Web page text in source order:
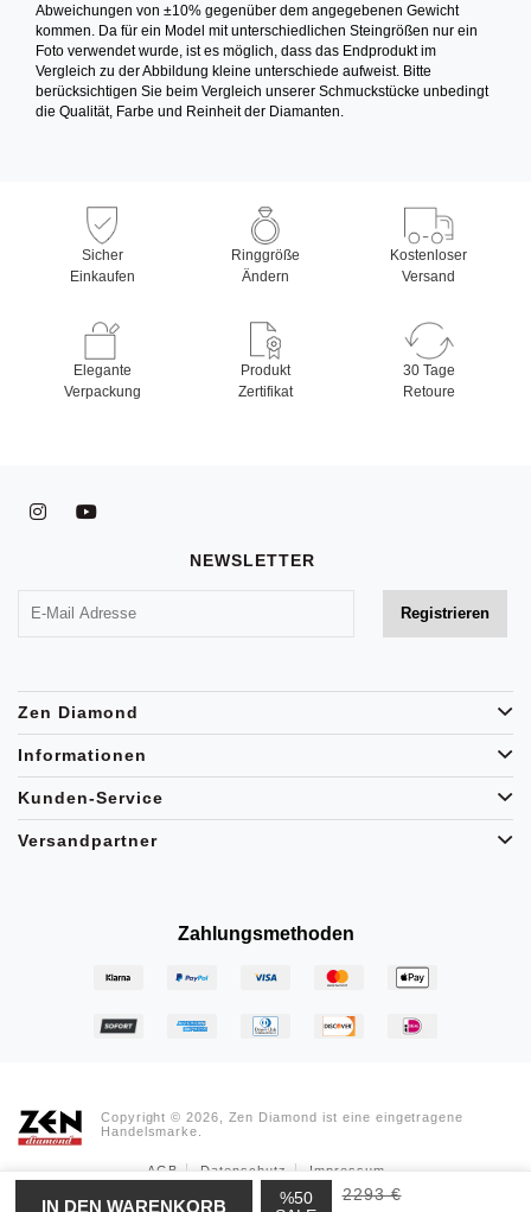
%50
2293 €
Abweichungen von ±10% gegenüber dem angegebenen Gewicht
kommen. Da für ein Model mit unterschiedlichen Steingrößen nur ein
Foto verwendet wurde, ist es möglich, dass das Endprodukt im
Vergleich zu der Abbildung kleine unterschiede aufweist. Bitte
berücksichtigen Sie beim Vergleich unserer Schmuckstücke unbedingt
die Qualität, Farbe und Reinheit der Diamanten.
Sicher
Einkaufen
Ringgröße
Ändern
Kostenloser
Versand
Elegante
Verpackung
Produkt
Zertifikat
30 Tage
Retoure
NEWSLETTER
Zen Diamond
Informationen
Kunden-Service
Versandpartner
Zahlungsmethoden
Copyright © 2026, Zen Diamond ist eine eingetragene
Handelsmarke.
AGB Datenschutz Impressum